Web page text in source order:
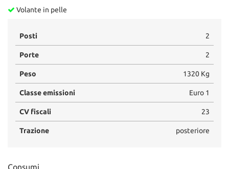
Volante in pelle
Posti 2
Porte 2
Peso 1320 Kg
Classe emissioni Euro 1
CV fiscali 23
Trazione posteriore
Consumi